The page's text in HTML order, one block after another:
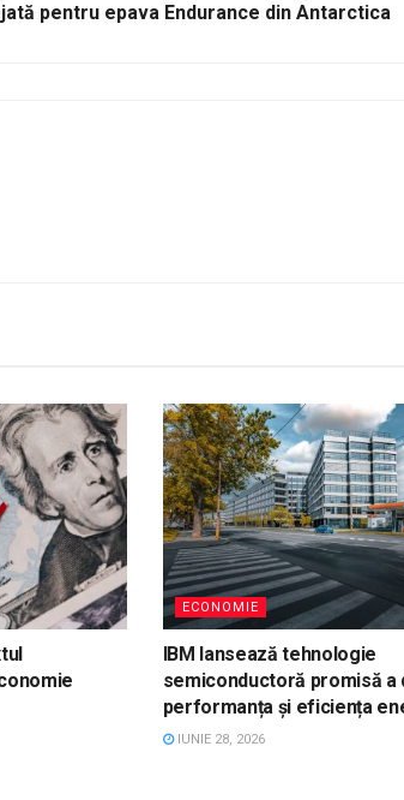
pentru epava Endurance din Antarctica
ECONOMIE
IBM lansează tehnologie
semiconductoră promisă a
performanța și eficiența
IUNIE 28, 2026